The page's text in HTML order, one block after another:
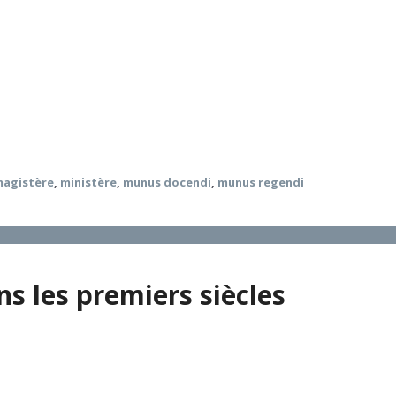
, ministère, munus docendi, munus regendi
les premiers siècles